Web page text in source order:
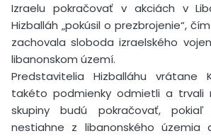
Izraelu pokračovať v akciách v
Hizballáh „pokúsil o prezbrojenie“,
zachovala sloboda izraelského
libanonskom území.
Predstavitelia Hizballáhu vrátane
takéto podmienky odmietli a trvali
skupiny budú pokračovať,
nestiahne z libanonského územia